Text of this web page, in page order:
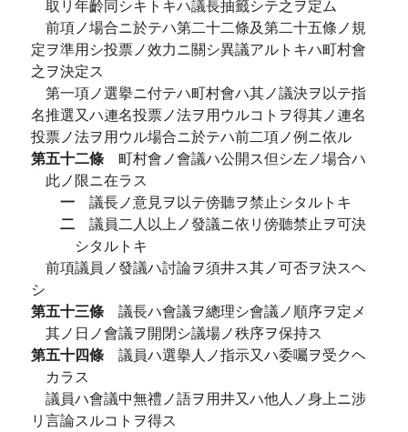
取リ年齡同シキトキハ議長抽籤シテ之ヲ定ム
前項ノ場合ニ於テハ第二十二條及第二十五條ノ規
定ヲ準用シ投票ノ效力ニ關シ異議アルトキハ町村會
之ヲ決定ス
第一項ノ選擧ニ付テハ町村會ハ其ノ議決ヲ以テ指
名推選又ハ連名投票ノ法ヲ用ウルコトヲ得其ノ連名
投票ノ法ヲ用ウル場合ニ於テハ前二項ノ例ニ依ル
第五十二條 町村會ノ會議ハ公開ス但シ左ノ場合ハ
此ノ限ニ在ラス
一 議長ノ意見ヲ以テ傍聽ヲ禁止シタルトキ
二 議員二人以上ノ發議ニ依リ傍聽禁止ヲ可決
シタルトキ
前項議員ノ發議ハ討論ヲ須井ス其ノ可否ヲ決スヘ
シ
第五十三條 議長ハ會議ヲ總理シ會議ノ順序ヲ定メ
其ノ日ノ會議ヲ開閉シ議場ノ秩序ヲ保持ス
第五十四條 議員ハ選擧人ノ指示又ハ委囑ヲ受クヘ
カラス
議員ハ會議中無禮ノ語ヲ用井又ハ他人ノ身上ニ涉
リ言論スルコトヲ得ス